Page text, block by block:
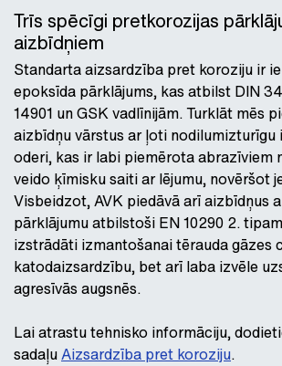
Trīs spēcīgi pretkorozijas
aizbīdņiem
Standarta aizsardzība pret koroziju ir
epoksīda pārklājums, kas atbilst DIN
14901 un GSK vadlīnijām. Turklāt mēs
aizbīdņu vārstus ar ļoti nodilumizturīgu
oderi, kas ir labi piemērota abrazīviem
veido ķīmisku saiti ar lējumu, novēršot
Visbeidzot, AVK piedāvā arī aizbīdņus
pārklājumu atbilstoši EN 10290 2.
izstrādāti izmantošanai tērauda gāzes
katodaizsardzību, bet arī laba izvēle
agresīvās augsnēs.
Lai atrastu tehnisko informāciju,
sadaļuAizsardzība pret koroziju.